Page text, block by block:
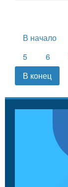
В начало
5
6
В конец